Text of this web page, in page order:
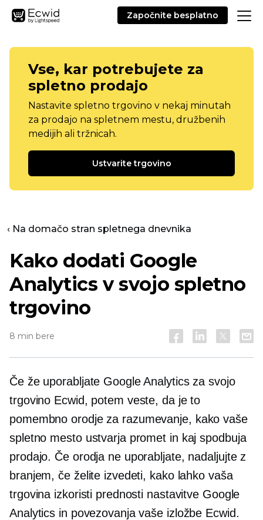
Započnite besplatno
Vse, kar potrebujete za
spletno prodajo
Nastavite spletno trgovino v nekaj minutah
za prodajo na spletnem mestu, družbenih
medijih ali tržnicah.
Ustvarite trgovino
‹ Na domačo stran spletnega dnevnika
Kako dodati Google
Analytics v svojo spletno
trgovino
8 min bere
Če že uporabljate Google Analytics za svojo
trgovino Ecwid, potem veste, da je to
pomembno orodje za razumevanje, kako vaše
spletno mesto ustvarja promet in kaj spodbuja
prodajo. Če orodja ne uporabljate, nadaljujte z
branjem, če želite izvedeti, kako lahko vaša
trgovina izkoristi prednosti nastavitve Google
Analytics in povezovanja vaše izložbe Ecwid.